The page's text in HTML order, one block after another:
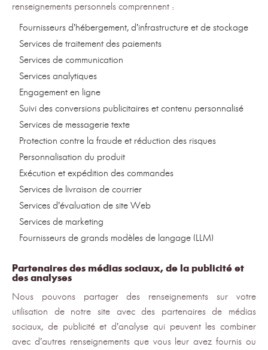
renseignements personnels comprennent :
Fournisseurs d’hébergement, d’infrastructure et de stockage
Services de traitement des paiements
Services de communication
Services analytiques
Engagement en ligne
Suivi des conversions publicitaires et contenu personnalisé
Services de messagerie texte
Protection contre la fraude et réduction des risques
Personnalisation du produit
Exécution et expédition des commandes
Services de livraison de courrier
Services d’évaluation de site Web
Services de marketing
Fournisseurs de grands modèles de langage (LLM)
Partenaires des médias sociaux, de la publicité et
des analyses
Nous pouvons partager des renseignements sur votre
utilisation de notre site avec des partenaires de médias
sociaux, de publicité et d’analyse qui peuvent les combiner
avec d’autres renseignements que vous leur avez fournis ou